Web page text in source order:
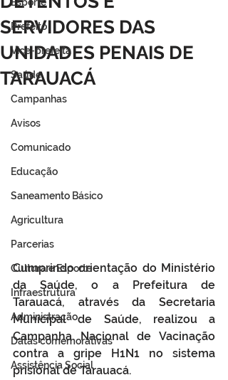
Prefeito
Vice-prefeita
Saúde
Campanhas
Avisos
Comunicado
Educação
Saneamento Básico
Agricultura
Parcerias
Cultura e Esporte
Infraestrutura
Administração
Datas comemorativas
Assistência Social
SERVIDORES DAS
UNIDADES PENAIS DE
TARAUACÁ
Cumprindo orientação do Ministério
da Saúde, o a Prefeitura de
Tarauacá, através da Secretaria
Municipal de Saúde, realizou a
Campanha Nacional de Vacinação
contra a gripe H1N1 no sistema
prisional de Tarauacá.